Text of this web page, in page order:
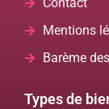
Mentions
Barème
Types de